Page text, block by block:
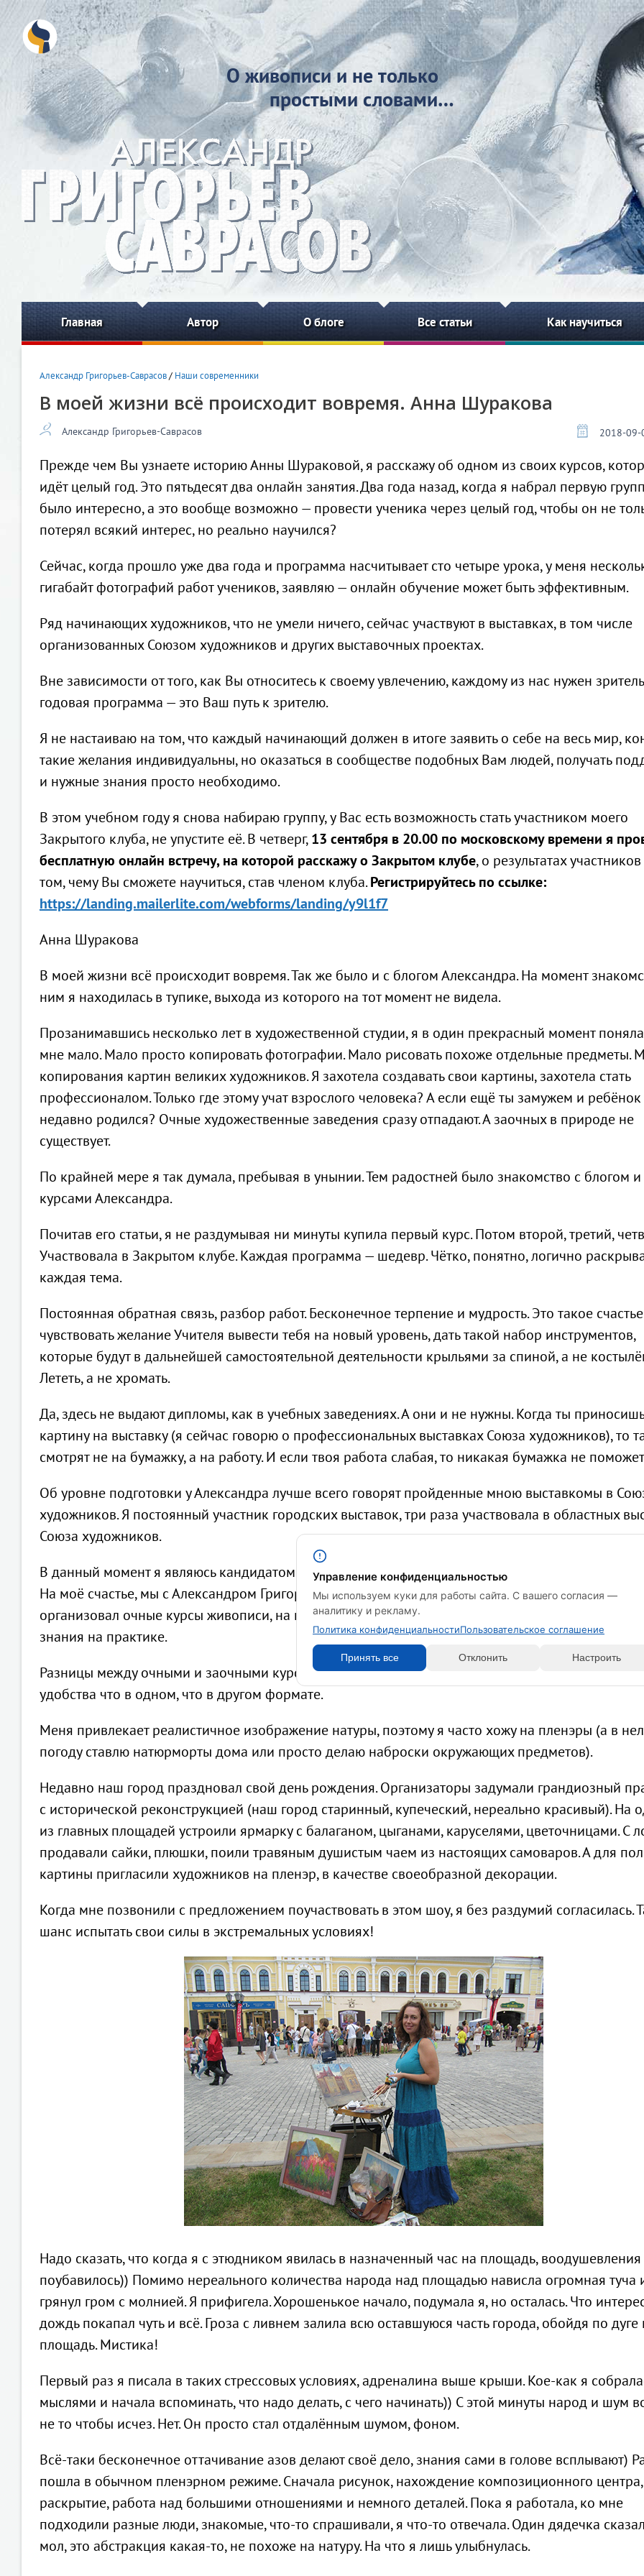
О живописи и не только
простыми словами…
Главная Автор О блоге Все статьи Как научиться
Александр Григорьев-Саврасов/ Наши современники
В моей жизни всё происходит вовремя. Анна Шуракова
Александр Григорьев-Саврасов 2018-09-
Прежде чем Вы узнаете историю Анны Шураковой, я расскажу об одном из своих курсов,
идёт целый год. Это пятьдесят два онлайн занятия. Два года назад, когда я набрал первую
было интересно, а это вообще возможно — провести ученика через целый год, чтобы он не
потерял всякий интерес, но реально научился?
Сейчас, когда прошло уже два года и программа насчитывает сто четыре урока, у меня
гигабайт фотографий работ учеников, заявляю — онлайн обучение может быть эффективным.
Ряд начинающих художников, что не умели ничего, сейчас участвуют в выставках, в том числе
организованных Союзом художников и других выставочных проектах.
Вне зависимости от того, как Вы относитесь к своему увлечению, каждому из нас нужен
годовая программа — это Ваш путь к зрителю.
Я не настаиваю на том, что каждый начинающий должен в итоге заявить о себе на весь мир,
такие желания индивидуальны, но оказаться в сообществе подобных Вам людей, получать
и нужные знания просто необходимо.
В этом учебном году я снова набираю группу, у Вас есть возможность стать участником моего
Закрытого клуба, не упустите её. В четверг,13 сентября в 20.00 по московскому времени я
бесплатную онлайн встречу, на которой расскажу о Закрытом клубе, о результатах
том, чему Вы сможете научиться, став членом клуба.Регистрируйтесь по ссылке:
https://landing.mailerlite.com/webforms/landing/y9l1f7
Анна Шуракова
В моей жизни всё происходит вовремя. Так же было и с блогом Александра. На момент
ним я находилась в тупике, выхода из которого на тот момент не видела.
Прозанимавшись несколько лет в художественной студии, я в один прекрасный момент
мне мало. Мало просто копировать фотографии. Мало рисовать похоже отдельные предметы.
копирования картин великих художников. Я захотела создавать свои картины, захотела стать
профессионалом. Только где этому учат взрослого человека? А если ещё ты замужем и ребёнок
недавно родился? Очные художественные заведения сразу отпадают. А заочных в природе не
существует.
По крайней мере я так думала, пребывая в унынии. Тем радостней было знакомство с блогом и
курсами Александра.
Почитав его статьи, я не раздумывая ни минуты купила первый курс. Потом второй, третий,
Участвовала в Закрытом клубе. Каждая программа — шедевр. Чётко, понятно, логично
каждая тема.
Постоянная обратная связь, разбор работ. Бесконечное терпение и мудрость. Это такое
чувствовать желание Учителя вывести тебя на новый уровень, дать такой набор инструментов,
которые будут в дальнейшей самостоятельной деятельности крыльями за спиной, а не
Лететь, а не хромать.
Да, здесь не выдают дипломы, как в учебных заведениях. А они и не нужны. Когда ты приносишь
картину на выставку (я сейчас говорю о профессиональных выставках Союза художников), то
смотрят не на бумажку, а на работу. И если твоя работа слабая, то никакая бумажка не
Об уровне подготовки у Александра лучше всего говорят пройденные мною выставкомы в
художников. Я постоянный участник городских выставок, три раза участвовала в областных
Союза художников.
В данный момент я являюсь кандидатом на вступление в Союз художников России.
На моё счастье, мы с Александром Григорьевым живём в одном городе, где он полтора года
организовал очные курсы живописи, на которых мы пишем с натуры натюрморты, оттачивая
знания на практике.
Разницы между очными и заочными курсами Александра я особо не заметила. Есть
удобства что в одном, что в другом формате.
Меня привлекает реалистичное изображение натуры, поэтому я часто хожу на пленэры (а в
погоду ставлю натюрморты дома или просто делаю наброски окружающих предметов).
Недавно наш город праздновал свой день рождения. Организаторы задумали грандиозный
с исторической реконструкцией (наш город старинный, купеческий, нереально красивый). На
из главных площадей устроили ярмарку с балаганом, цыганами, каруселями, цветочницами. С
продавали сайки, плюшки, поили травяным душистым чаем из настоящих самоваров. А для
картины пригласили художников на пленэр, в качестве своеобразной декорации.
Когда мне позвонили с предложением поучаствовать в этом шоу, я без раздумий согласилась.
шанс испытать свои силы в экстремальных условиях!
Надо сказать, что когда я с этюдником явилась в назначенный час на площадь,
поубавилось)) Помимо нереального количества народа над площадью нависла огромная туча
грянул гром с молнией. Я прифигела. Хорошенькое начало, подумала я, но осталась. Что
дождь покапал чуть и всё. Гроза с ливнем залила всю оставшуюся часть города, обойдя по
площадь. Мистика!
Первый раз я писала в таких стрессовых условиях, адреналина выше крыши. Кое-как я
мыслями и начала вспоминать, что надо делать, с чего начинать)) С этой минуты народ и шум
не то чтобы исчез. Нет. Он просто стал отдалённым шумом, фоном.
Всё-таки бесконечное оттачивание азов делают своё дело, знания сами в голове всплывают)
пошла в обычном пленэрном режиме. Сначала рисунок, нахождение композиционного центра,
раскрытие, работа над большими отношениями и немного деталей. Пока я работала, ко мне
подходили разные люди, знакомые, что-то спрашивали, я что-то отвечала. Один дядечка
мол, это абстракция какая-то, не похоже на натуру. На что я лишь улыбнулась.
Управление конфиденциальностью
Мы используем куки для работы сайта. С вашего согласия —
аналитику и рекламу.
Политика конфиденциальностиПользовательское соглашение
Принять все Отклонить Настроить